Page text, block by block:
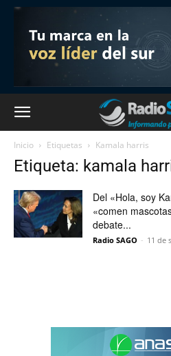
Inicio Etiquetas Kamala harris
Etiqueta: kamala
Del «Hola, soy
«comen
debate...
Radio SAGO - 11 de